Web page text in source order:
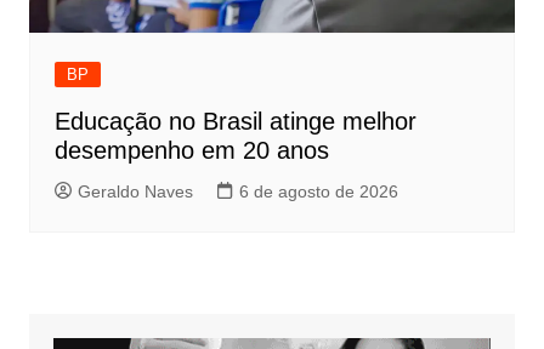
BP
Educação no Brasil atinge melhor
desempenho em 20 anos
Geraldo Naves 6 de agosto de 2026